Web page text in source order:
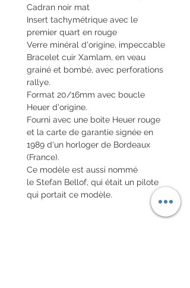
Cadran noir mat
Insert tachymétrique avec le
premier quart en rouge
Verre minéral d'origine, impeccable
Bracelet cuir Xamlam, en veau
grainé et bombé, avec perforations
rallye.
Format 20/16mm avec boucle
Heuer d'origine.
Fourni avec une boite Heuer rouge
et la carte de garantie signée en
1989 d'un horloger de Bordeaux
(France).
Ce modèle est aussi nommé
le Stefan Bellof, qui était un pilote
qui portait ce modèle.